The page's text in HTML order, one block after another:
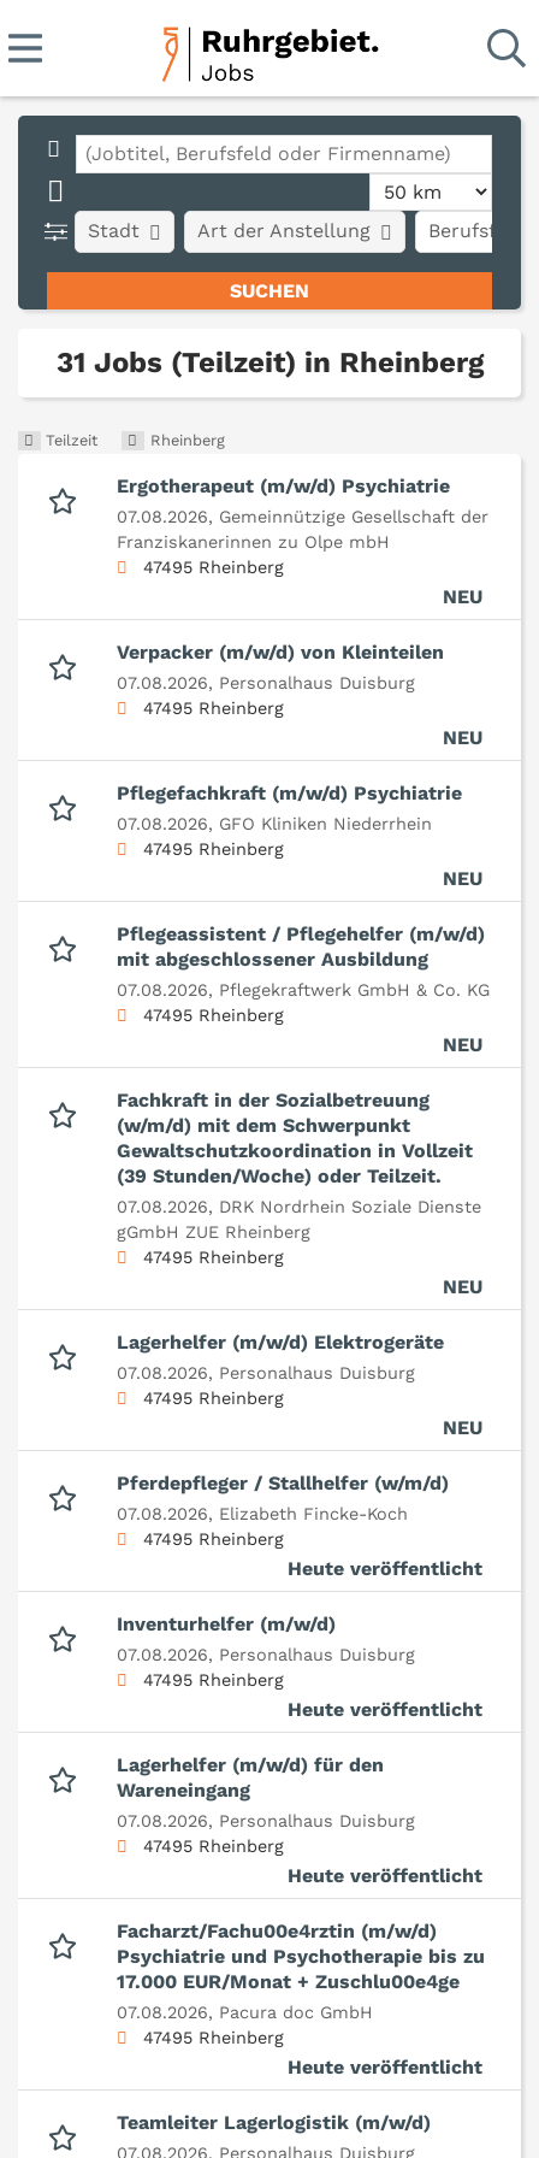
Stadt Art der Anstellung Berufsfeld
31 Jobs (Teilzeit) in Rheinberg
Teilzeit Rheinberg
Ergotherapeut (m/w/d) Psychiatrie
07.08.2026, Gemeinnützige Gesellschaft der
Franziskanerinnen zu Olpe mbH
47495 Rheinberg
NEU
Verpacker (m/w/d) von Kleinteilen
07.08.2026, Personalhaus Duisburg
47495 Rheinberg
NEU
Pflegefachkraft (m/w/d) Psychiatrie
07.08.2026, GFO Kliniken Niederrhein
47495 Rheinberg
NEU
Pflegeassistent / Pflegehelfer (m/w/d)
mit abgeschlossener Ausbildung
07.08.2026, Pflegekraftwerk GmbH & Co. KG
47495 Rheinberg
NEU
Fachkraft in der Sozialbetreuung
(w/m/d) mit dem Schwerpunkt
Gewaltschutzkoordination in Vollzeit
(39 Stunden/Woche) oder Teilzeit.
07.08.2026, DRK Nordrhein Soziale Dienste
gGmbH ZUE Rheinberg
47495 Rheinberg
NEU
Lagerhelfer (m/w/d) Elektrogeräte
07.08.2026, Personalhaus Duisburg
47495 Rheinberg
NEU
Pferdepfleger / Stallhelfer (w/m/d)
07.08.2026, Elizabeth Fincke-Koch
47495 Rheinberg
Heute veröffentlicht
Inventurhelfer (m/w/d)
07.08.2026, Personalhaus Duisburg
47495 Rheinberg
Heute veröffentlicht
Lagerhelfer (m/w/d) für den
Wareneingang
07.08.2026, Personalhaus Duisburg
47495 Rheinberg
Heute veröffentlicht
Facharzt/Fachu00e4rztin (m/w/d)
Psychiatrie und Psychotherapie bis zu
17.000 EUR/Monat + Zuschlu00e4ge
07.08.2026, Pacura doc GmbH
47495 Rheinberg
Heute veröffentlicht
Teamleiter Lagerlogistik (m/w/d)
07.08.2026, Personalhaus Duisburg